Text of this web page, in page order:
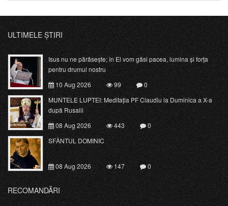
ULTIMELE ȘTIRI
Isus nu ne părăsește; în El vom găsi pacea, lumina și forța
pentru drumul nostru
10 Aug 2026
99
0
MUNTELE LUPTEI: Meditația PF Claudiu la Duminica a X-a
după Rusalii
08 Aug 2026
443
0
SFÂNTUL DOMINIC
08 Aug 2026 147 0
RECOMANDĂRI